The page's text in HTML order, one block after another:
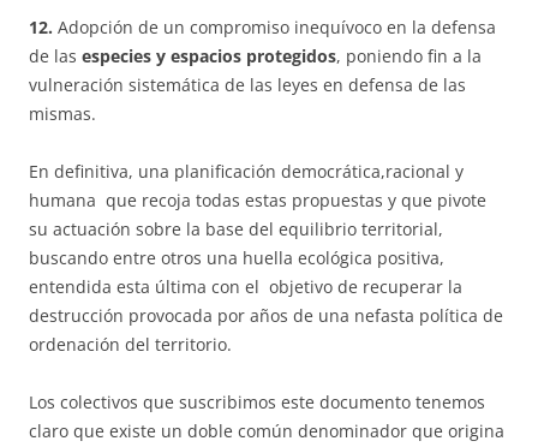
12. Adopción de un compromiso inequívoco en la defensa
de las especies y espacios protegidos, poniendo fin a la
vulneración sistemática de las leyes en defensa de las
mismas.
En definitiva, una planificación democrática,racional y
humana que recoja todas estas propuestas y que pivote
su actuación sobre la base del equilibrio territorial,
buscando entre otros una huella ecológica positiva,
entendida esta última con el objetivo de recuperar la
destrucción provocada por años de una nefasta política de
ordenación del territorio.
Los colectivos que suscribimos este documento tenemos
claro que existe un doble común denominador que origina